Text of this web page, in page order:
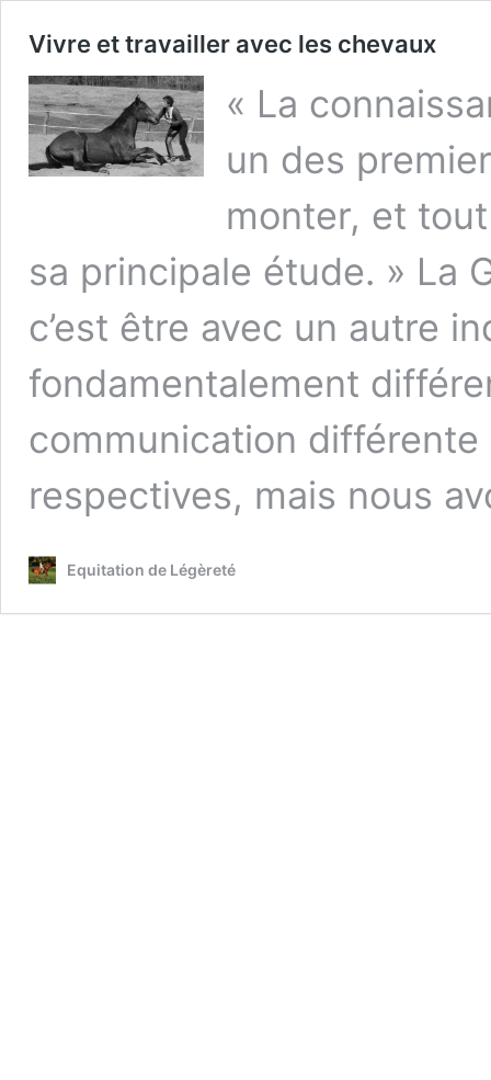
Vivre et travailler avec les chevaux
« La
un des
monter, et
sa principale étude. » La
c’est être avec un autre
fondamentalement
communication
respectives, mais nous
Equitation de Légèreté